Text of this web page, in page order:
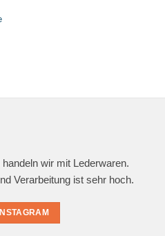
wir mit Lederwaren.
Verarbeitung ist sehr hoch.